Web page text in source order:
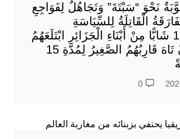
نَحْوَ “سَبْتَةَ” وَتَجَاهُلٌ لِفَوَاجِعِ
الْقَاتِلَةُ لِلسِّيَاسَةِ
الْجَزَائِرِيَّةِ: 17 شَابًّا مِنْ أَبْنَاءِ الْجَزَائِرِ ابْتَلَعَهُمُ
الْبَحْرُ بَعْدَ أَنْ تَاهَ قَارِبُهُمُ الصَّغِيرُ لِمُدَّةِ 15
0